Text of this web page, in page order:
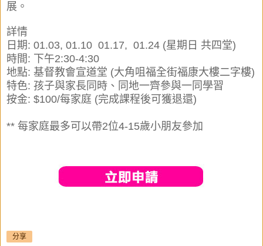
展。
詳情
日期: 01.03, 01.10 01.17, 01.24 (星期日 共四堂)
時間: 下午2:30-4:30
地點: 基督教會宣道堂 (大角咀福全街福康大樓二字樓)
特色: 孩子與家長同時、同地一齊參與一同學習
按金: $100/每家庭 (完成課程後可獲退還)
** 每家庭最多可以帶2位4-15歲小朋友參加
分享